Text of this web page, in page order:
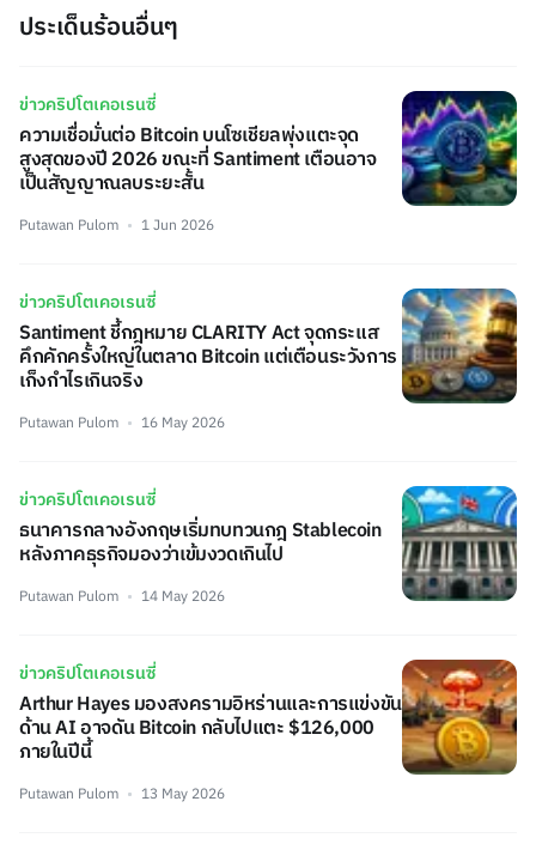
ประเด็นร้อนอื่นๆ
ข่าวคริปโตเคอเรนซี่
ความเชื่อมั่นต่อ Bitcoin บนโซเชียลพุ่งแตะจุด
สูงสุดของปี 2026 ขณะที่ Santiment เตือนอาจ
เป็นสัญญาณลบระยะสั้น
Putawan Pulom 1 Jun 2026
ข่าวคริปโตเคอเรนซี่
Santiment ชี้กฎหมาย CLARITY Act จุดกระแส
คึกคักครั้งใหญ่ในตลาด Bitcoin แต่เตือนระวังการ
เก็งกำไรเกินจริง
Putawan Pulom 16 May 2026
ข่าวคริปโตเคอเรนซี่
ธนาคารกลางอังกฤษเริ่มทบทวนกฎ Stablecoin
หลังภาคธุรกิจมองว่าเข้มงวดเกินไป
Putawan Pulom 14 May 2026
ข่าวคริปโตเคอเรนซี่
Arthur Hayes มองสงครามอิหร่านและการแข่งขัน
ด้าน AI อาจดัน Bitcoin กลับไปแตะ $126,000
ภายในปีนี้
Putawan Pulom 13 May 2026